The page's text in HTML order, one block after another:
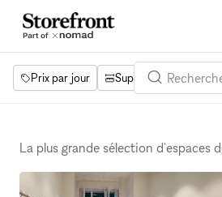
Prix par jour Superficie
La plus grande sélection d'espaces